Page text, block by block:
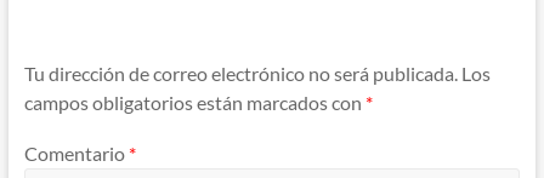
Tu dirección de correo electrónico no será publicada. Los
campos obligatorios están marcados con *
Comentario *